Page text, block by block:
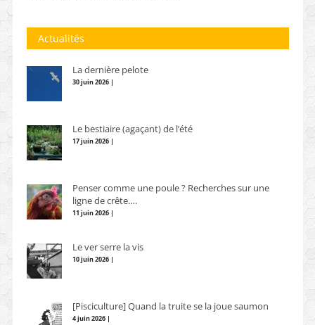
Actualités
La dernière pelote
30 juin 2026 |
Le bestiaire (agaçant) de l’été
17 juin 2026 |
Penser comme une poule ? Recherches sur une
ligne de crête….
11 juin 2026 |
Le ver serre la vis
10 juin 2026 |
[Pisciculture] Quand la truite se la joue saumon
4 juin 2026 |